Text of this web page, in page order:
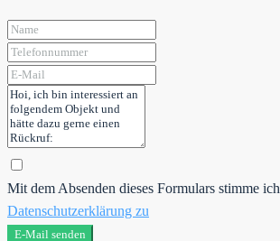
Mit dem Absenden dieses Formulars stimme ich
Datenschutzerklärung zu
E-Mail senden